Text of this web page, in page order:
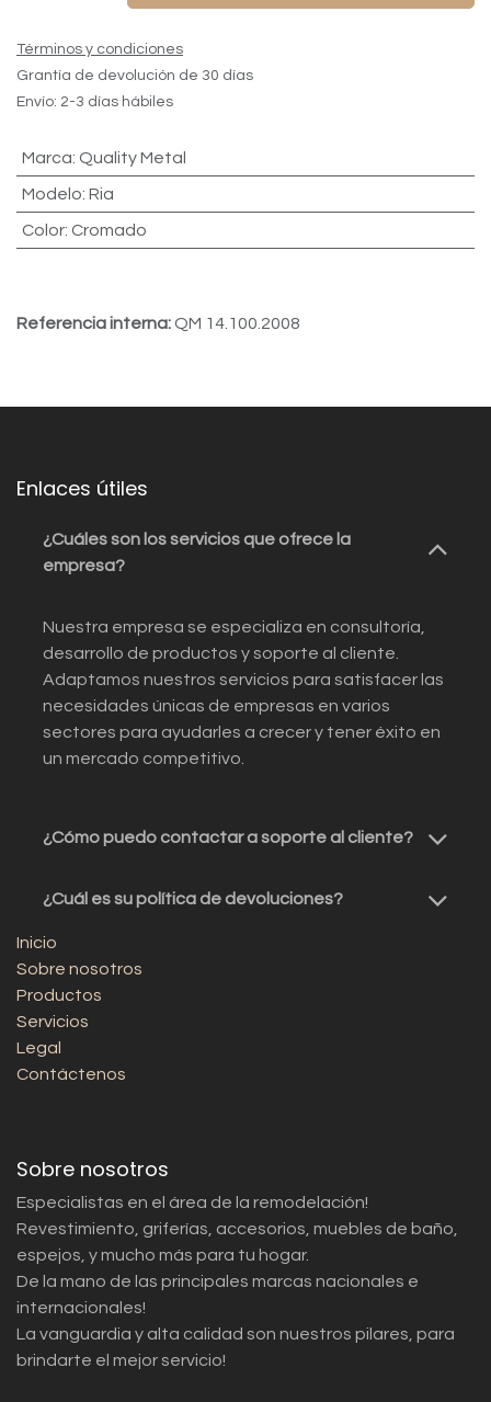
Términos y condiciones
Grantía de devolución de 30 días
Envío: 2-3 días hábiles
Marca: Quality Metal
Modelo: Ria
Color: Cromado
Referencia interna: QM 14.100.2008
Enlaces útiles
¿Cuáles son los servicios que ofrece la
empresa?
Nuestra empresa se especializa en consultoría,
desarrollo de productos y soporte al cliente.
Adaptamos nuestros servicios para satisfacer las
necesidades únicas de empresas en varios
sectores para ayudarles a crecer y tener éxito en
un mercado competitivo.
¿Cómo puedo contactar a soporte al cliente?
¿Cuál es su política de devoluciones?
Inicio
Sobre nosotros
Productos
Servicios
Legal
Contáctenos
Sobre nosotros
Especialistas en el área de la remodelación!
Revestimiento, griferías, accesorios, muebles de baño,
espejos, y mucho más para tu hogar.
De la mano de las principales marcas nacionales e
internacionales!
La vanguardia y alta calidad son nuestros pilares, para
brindarte el mejor servicio!